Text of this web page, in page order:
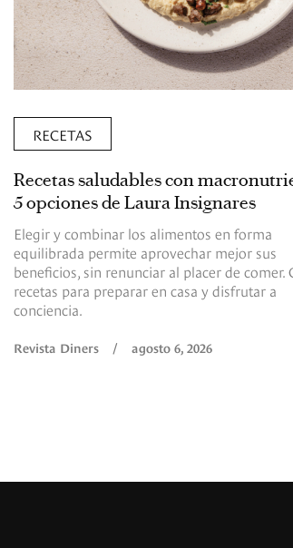
RECETAS
Recetas saludables con
5 opciones de Laura Insignares
Elegir y combinar los alimentos en forma
equilibrada permite aprovechar mejor sus
beneficios, sin renunciar al placer de comer.
recetas para preparar en casa y disfrutar a
conciencia.
Revista Diners / agosto 6, 2026